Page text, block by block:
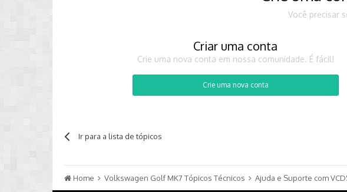
Você precisar
Criar uma conta
Crie uma nova conta em nossa comunidade. É fácil!
Crie uma nova conta
Ir para a lista de tópicos
Home Volkswagen Golf MK7 Tópicos Técnicos Ajuda e Suporte com